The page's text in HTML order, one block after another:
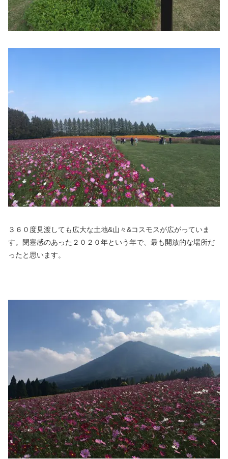
３６０度見渡しても広大な土地&山々&コスモスが広がっていま
す。閉塞感のあった２０２０年という年で、最も開放的な場所だ
ったと思います。